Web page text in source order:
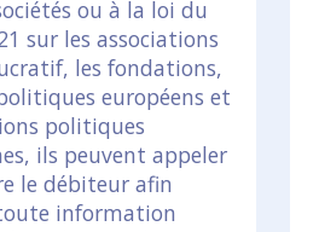
ou à la loi du
sur les associations
les fondations,
européens et
politiques
ils peuvent appeler
le débiteur afin
information